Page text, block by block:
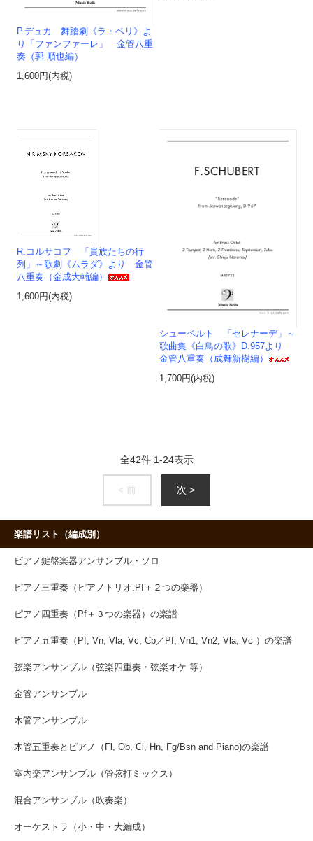
P.デュカ 舞踏劇《ラ・ペリ》よ
り「ファンファーレ」 金管八重
奏（郭 順也編）
1,600円(内税)
R.コルサコフ 「貴族たちの行
列」～歌劇《ムラダ》より 金管
八重奏（金成大輔編）
1,600円(内税)
シューベルト 「セレナーデ」～
歌曲集《白鳥の歌》D.957より
金管八重奏（成舞新樹編）
1,700円(内税)
全42件 1-24表示
< 前 次 >
楽譜リスト（編成別）
ピアノ鍵盤楽器アンサンブル・ソロ
ピアノ三重奏（ピアノトリオ:Pf＋２つの楽器）
ピアノ四重奏（Pf＋３つの楽器）の楽譜
ピアノ五重奏（Pf, Vn, Vla, Vc, Cb／Pf, Vn1, Vn2, Vla, Vc ）の楽譜
弦楽アンサンブル（弦楽四重奏・弦楽オケ 等）
金管アンサンブル
木管アンサンブル
木管五重奏とピアノ（Fl, Ob, Cl, Hn, Fg/Bsn and Piano)の楽譜
室内楽アンサンブル（管弦打ミックス）
混合アンサンブル（吹奏楽）
オーケストラ（小・中・大編成）